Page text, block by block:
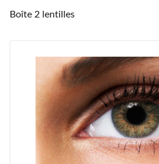
Boîte 2 lentilles